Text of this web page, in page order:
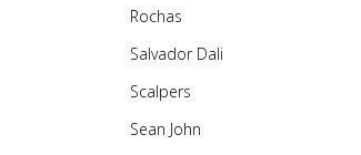
Rochas
Salvador Dali
Scalpers
Sean John